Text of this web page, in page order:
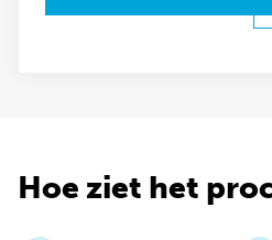
Hoe ziet het